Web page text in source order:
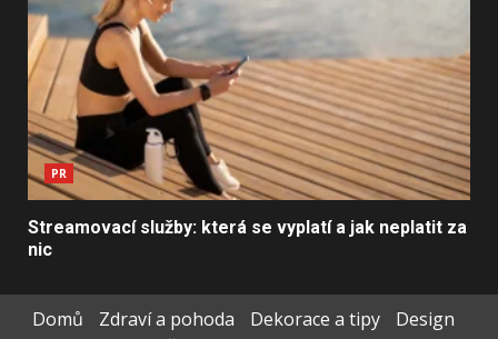
PR
Streamovací služby: která se vyplatí a jak neplatit za
nic
Domů Zdraví a pohoda Dekorace a tipy
Design